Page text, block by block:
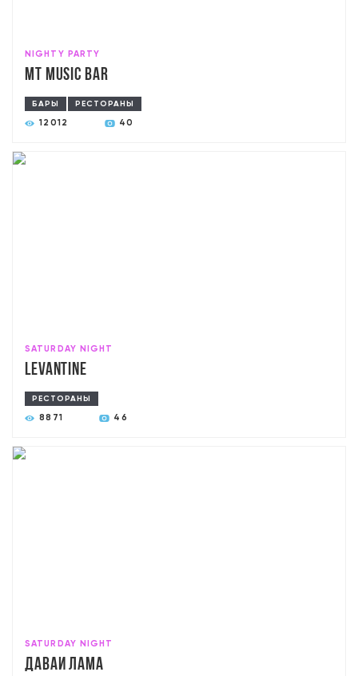
NIGHTY PARTY
MT Music Bar
БАРЫ РЕСТОРАНЫ
12012 40
SATURDAY NIGHT
Levantine
РЕСТОРАНЫ
8871 46
SATURDAY NIGHT
Давай лама